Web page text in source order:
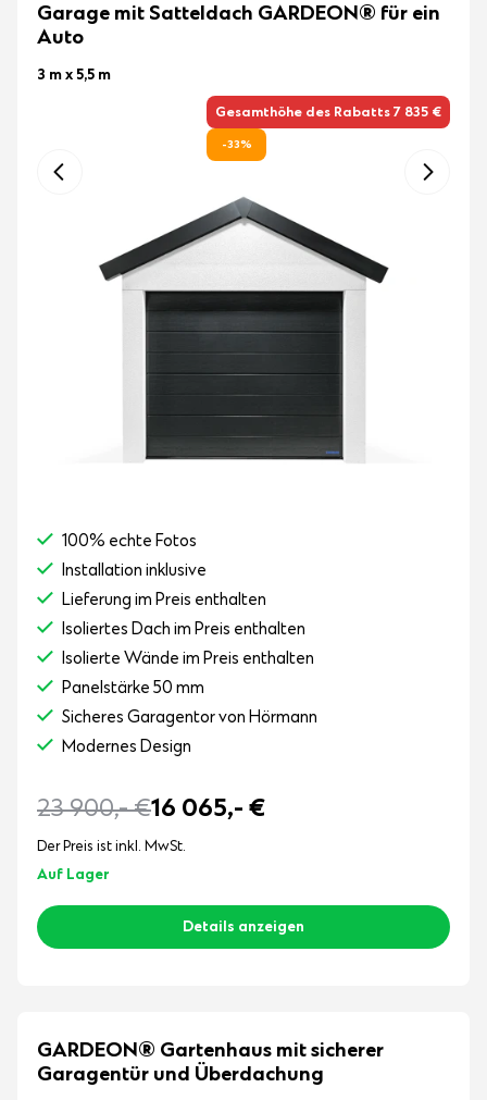
Garage mit Satteldach GARDEON® für ein
Auto
3 m x 5,5 m
Gesamthöhe des Rabatts 7 835 €
-33%
100% echte Fotos
Installation inklusive
Lieferung im Preis enthalten
Isoliertes Dach im Preis enthalten
Isolierte Wände im Preis enthalten
Panelstärke 50 mm
Sicheres Garagentor von Hörmann
Modernes Design
23 900,-€16 065,- €
Der Preis ist inkl. MwSt.
Auf Lager
Details anzeigen
GARDEON® Gartenhaus mit sicherer
Garagentür und Überdachung